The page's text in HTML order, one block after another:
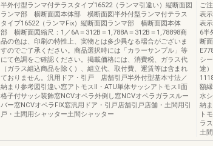
半外付型ランマ付テラスタイプ16522（ランマ引違い）縦断面図
ランマ部 横断面図本体部 横断面図半外付型ランマ付テラス
タイプ16522（ランマFix）縦断面図ランマ部 横断面図本体
部 横断面図縮尺：1／6A＝312B＝1,788A＝312B＝1,78898商
品の色は、印刷の特性上、実物とは多少異なる場合がございま
すのでご了承ください。商品選択時には「カラーサンプル」等
にて色調をご確認ください。掲載価格には、消費税、ガラス代
（ガラス組込商品を除く）、組立代、取付費、運賃等は含まれ
ておりません。汎用ドア・引戸 店舗引戸半外付型基本寸法／
納まり参考図引違い窓アトモスⅡ・ATU単体サッシアトモスⅡ面
格子付サッシ装飾窓NCVオペラ外倒し窓NCVオペラガラスルー
バー窓NCVオペラFIX窓汎用ドア・引戸店舗引戸店舗・土間用引
戸・土間用シャッター土間シャッター
ご
表
表
6半
断
シ
途
額
水
納
ト
ラ
土